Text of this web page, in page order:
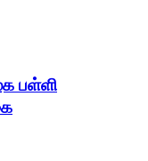
பள்ளி